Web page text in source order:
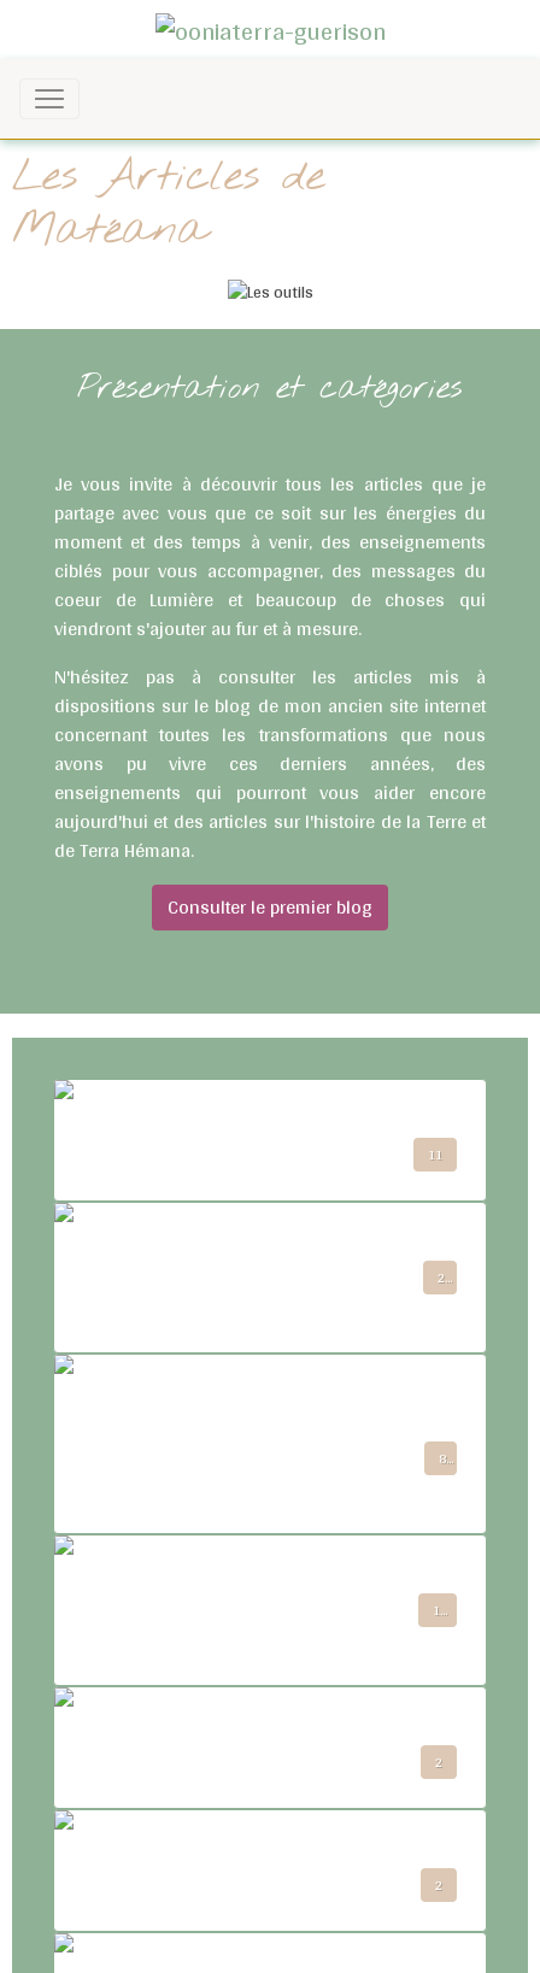
Les Articles de
Matéana
Présentation et catégories
Je vous invite à découvrir tous les articles que je
partage avec vous que ce soit sur les énergies du
moment et des temps à venir, des enseignements
ciblés pour vous accompagner, des messages du
coeur de Lumière et beaucoup de choses qui
viendront s'ajouter au fur et à mesure.
N'hésitez pas à consulter les articles mis à
dispositions sur le blog de mon ancien site internet
concernant toutes les transformations que nous
avons pu vivre ces derniers années, des
enseignements qui pourront vous aider encore
aujourd'hui et des articles sur l'histoire de la Terre et
de Terra Hémana.
Consulter le premier blog
11
2
8
12
2
2